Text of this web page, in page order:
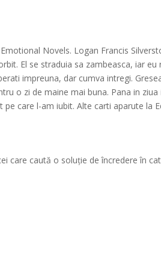
Novels. Logan Francis
El se straduia sa zambeasca, iar
impreuna, dar cumva intregi.
o zi de maine mai buna. Pana in
care l-am iubit. Alte carti aparute la
care caută o soluție de încredere în